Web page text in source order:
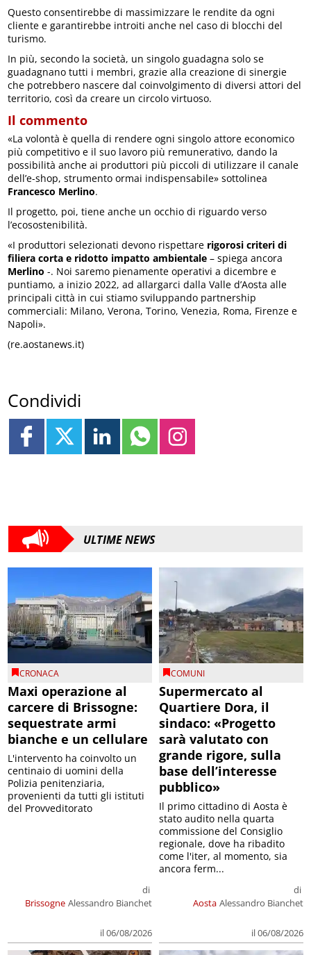
Questo consentirebbe di massimizzare le rendite da ogni
cliente e garantirebbe introiti anche nel caso di blocchi del
turismo.
In più, secondo la società, un singolo guadagna solo se
guadagnano tutti i membri, grazie alla creazione di sinergie
che potrebbero nascere dal coinvolgimento di diversi attori del
territorio, così da creare un circolo virtuoso.
Il commento
«La volontà è quella di rendere ogni singolo attore economico
più competitivo e il suo lavoro più remunerativo, dando la
possibilità anche ai produttori più piccoli di utilizzare il canale
dell’e-shop, strumento ormai indispensabile» sottolinea
Francesco Merlino.
Il progetto, poi, tiene anche un occhio di riguardo verso
l’ecosostenibilità.
«I produttori selezionati devono rispettare rigorosi criteri di
filiera corta e ridotto impatto ambientale – spiega ancora
Merlino -. Noi saremo pienamente operativi a dicembre e
puntiamo, a inizio 2022, ad allargarci dalla Valle d’Aosta alle
principali città in cui stiamo sviluppando partnership
commerciali: Milano, Verona, Torino, Venezia, Roma, Firenze e
Napoli».
(re.aostanews.it)
Condividi
ULTIME NEWS
CRONACA
Maxi operazione al
carcere di Brissogne:
sequestrate armi
bianche e un cellulare
Brissogne
di
Alessandro Bianchet
il 06/08/2026
L'intervento ha coinvolto un
centinaio di uomini della
Polizia penitenziaria,
provenienti da tutti gli istituti
del Provveditorato
COMUNI
Supermercato al
Quartiere Dora, il
sindaco: «Progetto
sarà valutato con
grande rigore, sulla
base dell’interesse
pubblico»
Aosta
di
Alessandro Bianchet
il 06/08/2026
Il primo cittadino di Aosta è
stato audito nella quarta
commissione del Consiglio
regionale, dove ha ribadito
come l'iter, al momento, sia
ancora ferm...